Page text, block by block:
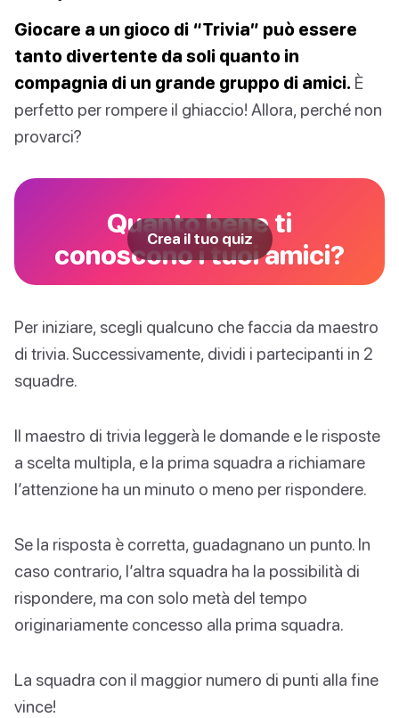
Giocare a un gioco di “Trivia” può essere
tanto divertente da soli quanto in
compagnia di un grande gruppo di amici. È
perfetto per rompere il ghiaccio! Allora, perché non
provarci?
Quanto bene ti
conoscono i tuoi amici?
Crea il tuo quiz
Per iniziare, scegli qualcuno che faccia da maestro
di trivia. Successivamente, dividi i partecipanti in 2
squadre.
Il maestro di trivia leggerà le domande e le risposte
a scelta multipla, e la prima squadra a richiamare
l’attenzione ha un minuto o meno per rispondere.
Se la risposta è corretta, guadagnano un punto. In
caso contrario, l’altra squadra ha la possibilità di
rispondere, ma con solo metà del tempo
originariamente concesso alla prima squadra.
La squadra con il maggior numero di punti alla fine
vince!